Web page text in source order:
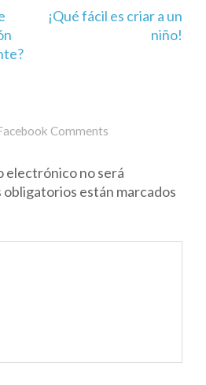
¡Qué fácil es criar a un
niño!
Comments
electrónico no será
obligatorios están marcados